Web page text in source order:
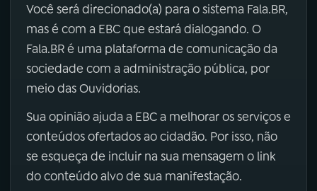
Você será direcionado(a) para o sistema Fala.BR,
mas é com a EBC que estará dialogando. O
Fala.BR é uma plataforma de comunicação da
sociedade com a administração pública, por
meio das Ouvidorias.
Sua opinião ajuda a EBC a melhorar os serviços e
conteúdos ofertados ao cidadão. Por isso, não
se esqueça de incluir na sua mensagem o link
do conteúdo alvo de sua manifestação.